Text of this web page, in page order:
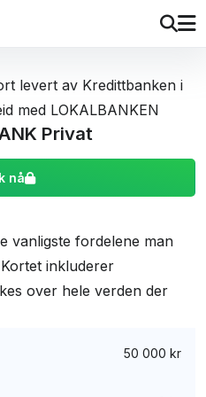
nå
levert av Kredittbanken i
med LOKALBANKEN
Privat
vanligste fordelene man
inkluderer
over hele verden der
50 000 kr